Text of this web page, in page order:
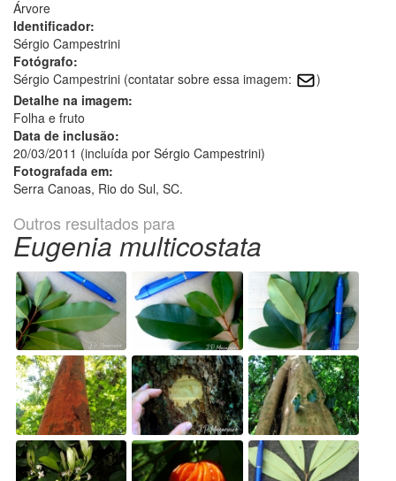
Árvore
Identificador:
Sérgio Campestrini
Fotógrafo:
Sérgio Campestrini (contatar sobre essa imagem:
)
Detalhe na imagem:
Folha e fruto
Data de inclusão:
20/03/2011 (incluída por Sérgio Campestrini)
Fotografada em:
Serra Canoas, Rio do Sul, SC.
Outros resultados para
Eugenia multicostata